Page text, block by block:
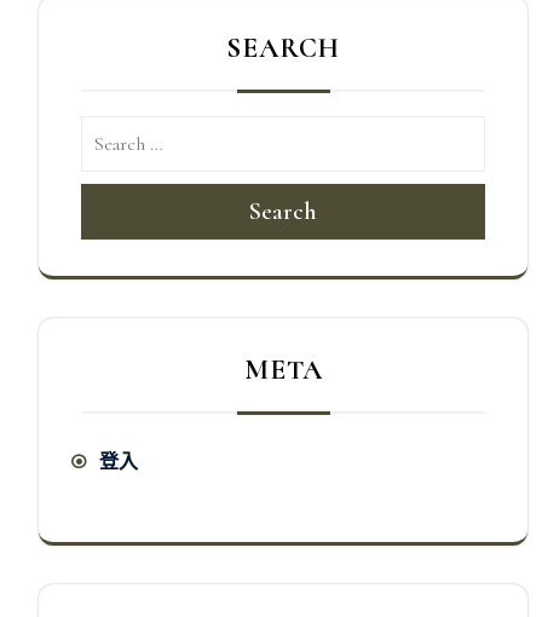
SEARCH
Search
META
登入